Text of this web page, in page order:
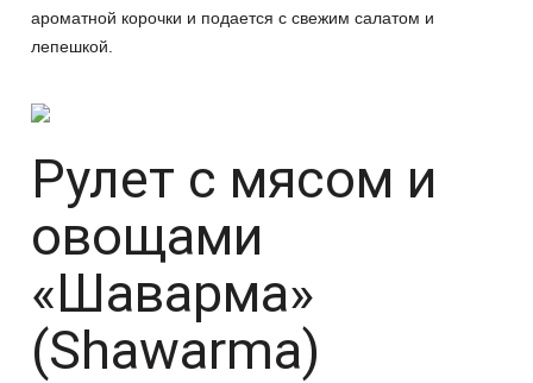
ароматной корочки и подается с свежим салатом и
лепешкой.
Рулет с мясом и
овощами
«Шаварма»
(Shawarma)